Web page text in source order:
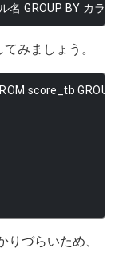
名 GROUP BY カラ
みましょう。
score_tb
づらいため、